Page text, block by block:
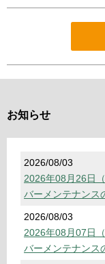
お知らせ
2026/08/03
2026年08月26日
バーメンテナンス
2026/08/03
2026年08月07日
バーメンテナンス